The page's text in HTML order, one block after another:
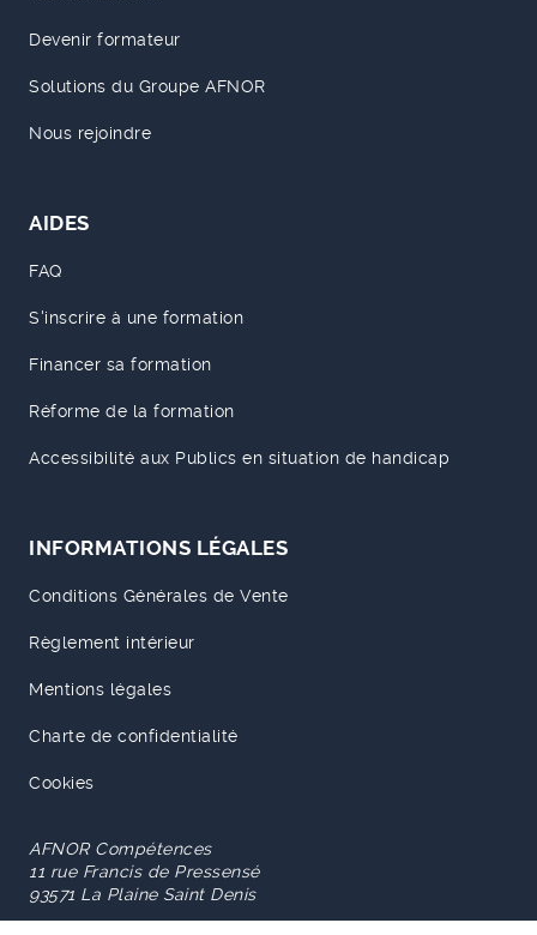
Devenir formateur
Solutions du Groupe AFNOR
Nous rejoindre
AIDES
FAQ
S'inscrire à une formation
Financer sa formation
Réforme de la formation
Accessibilité aux Publics en situation de handicap
INFORMATIONS LÉGALES
Conditions Générales de Vente
Règlement intérieur
Mentions légales
Charte de confidentialité
Cookies
AFNOR Compétences
11 rue Francis de Pressensé
93571 La Plaine Saint Denis